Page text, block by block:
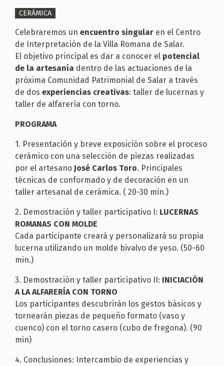
CERÁMICA
Celebraremos un encuentro singular en el Centro
de Interpretación de la Villa Romana de Salar.
El objetivo principal es dar a conocer el potencial
de la artesanía dentro de las actuaciones de la
próxima Comunidad Patrimonial de Salar a través
de dos experiencias creativas: taller de lucernas y
taller de alfarería con torno.
PROGRAMA
1. Presentación y breve exposición sobre el proceso
cerámico con una selección de piezas realizadas
por el artesano José Carlos Toro. Principales
técnicas de conformado y de decoración en un
taller artesanal de cerámica. ( 20-30 min.)
2. Demostración y taller participativo I: LUCERNAS
ROMANAS CON MOLDE
Cada participante creará y personalizará su propia
lucerna utilizando un molde bivalvo de yeso. (50-60
min.)
3. Demostración y taller participativo II: INICIACIÓN
A LA ALFARERÍA CON TORNO
Los participantes descubrirán los gestos básicos y
tornearán piezas de pequeño formato (vaso y
cuenco) con el torno casero (cubo de fregona). (90
min)
4. Conclusiones: Intercambio de experiencias y